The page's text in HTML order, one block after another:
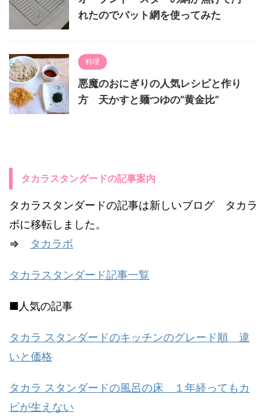
れたのでバット網を使ってみた
料理
悪魔のおにぎりの人気レシピと作り
方 天かすと麺つゆの”黄金比”
タカラスタンダードの記事案内
タカラスタンダードの記事は新しいブログ タカラ
ボに移転しました。
⇒ タカラボ
タカラスタンダード記事一覧
■人気の記事
タカラ スタンダードのキッチンのグレード順 違
いと価格
タカラ スタンダードの風呂の床 １年経ってもカ
ビが生えない